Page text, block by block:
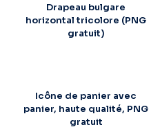
Drapeau bulgare
horizontal tricolore (PNG
gratuit)
Icône de panier avec
panier, haute qualité, PNG
gratuit